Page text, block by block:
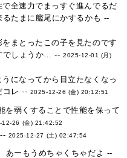
全速力でまっすぐ進んでるだ
たまに艦尾にかするかも --
まとったこの子を見たのです
でしょうか… --2025-12-01 (月)
になってから目立たなくなっ
コレ -- 2025-12-26 (金) 20:12:51
を弱くすることで性能を保って
12-26 (金) 21:42:52
2025-12-27 (土) 02:47:54
ーもうめちゃくちゃだよ --